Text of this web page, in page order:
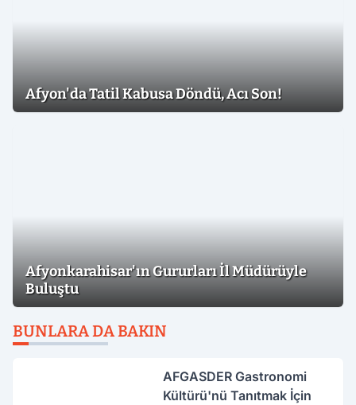
Afyon'da Tatil Kabusa Döndü, Acı Son!
Afyonkarahisar'ın Gururları İl Müdürüyle
Buluştu
BUNLARA DA BAKIN
AFGASDER Gastronomi
Kültürü'nü Tanıtmak İçin